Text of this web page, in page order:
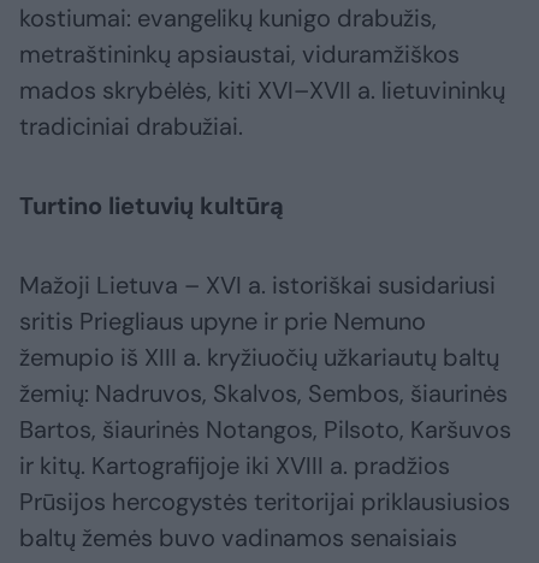
kostiumai: evangelikų kunigo drabužis,
metraštininkų apsiaustai, viduramžiškos
mados skrybėlės, kiti XVI–XVII a. lietuvininkų
tradiciniai drabužiai.
Turtino lietuvių kultūrą
Mažoji Lietuva – XVI a. istoriškai susidariusi
sritis Priegliaus upyne ir prie Nemuno
žemupio iš XIII a. kryžiuočių užkariautų baltų
žemių: Nadruvos, Skalvos, Sembos, šiaurinės
Bartos, šiaurinės Notangos, Pilsoto, Karšuvos
ir kitų. Kartografijoje iki XVIII a. pradžios
Prūsijos hercogystės teritorijai priklausiusios
baltų žemės buvo vadinamos senaisiais